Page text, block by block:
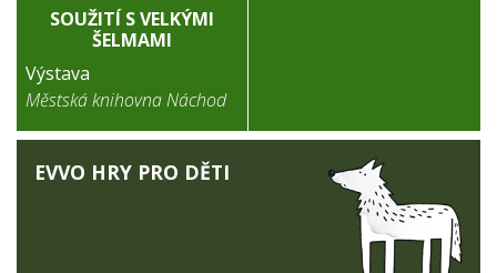
SOUŽITÍ S VELKÝMI
ŠELMAMI
Výstava
Městská knihovna Náchod
EVVO HRY PRO DĚTI